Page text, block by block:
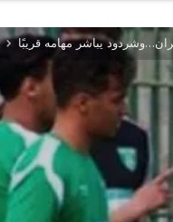
يباشر مهامه قريبًا